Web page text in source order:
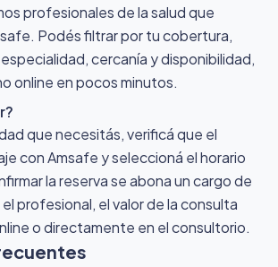
profesionales de la salud que
. Podés filtrar por tu cobertura,
cercanía y disponibilidad,
online en pocos minutos.
que necesitás, verificá que el
con Amsafe y seleccioná el horario
la reserva se abona un cargo de
profesional, el valor de la consulta
o directamente en el consultorio.